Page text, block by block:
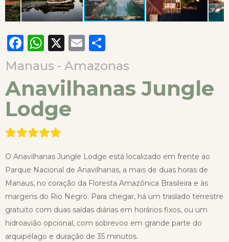
Facebook
WhatsApp
X Email
Manaus - Amazonas
Anavilhanas Jungle
Lodge
O Anavilhanas Jungle Lodge está localizado em frente ao
Parque Nacional de Anavilhanas, a mais de duas horas de
Manaus, no coração da Floresta Amazônica Brasileira e às
margens do Rio Negro. Para chegar, há um traslado terrestre
gratuito com duas saídas diárias em horários fixos, ou um
hidroavião opcional, com sobrevoo em grande parte do
arquipélago e duração de 35 minutos.